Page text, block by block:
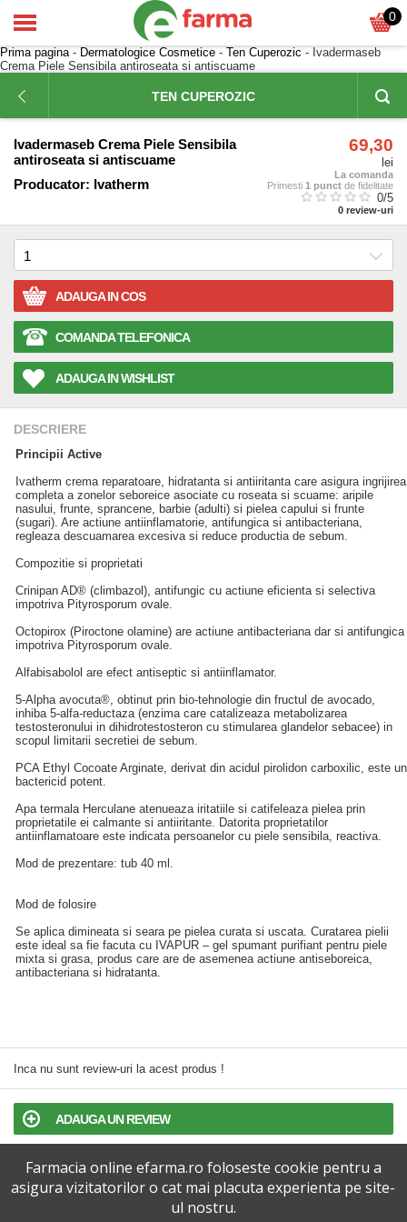
0
Prima pagina- Dermatologice Cosmetice - Ten Cuperozic - Ivadermaseb
Crema Piele Sensibila antiroseata si antiscuame
TEN CUPEROZIC
Ivadermaseb Crema Piele Sensibila
antiroseata si antiscuame
Producator: Ivatherm
69,30
lei
La comanda
Primesti 1 punct de fidelitate
0/5
0 review-uri
ADAUGA IN COS
COMANDA TELEFONICA
ADAUGA IN WISHLIST
DESCRIERE
Principii Active
Ivatherm crema reparatoare, hidratanta si antiiritanta care asigura ingrijirea
completa a zonelor seboreice asociate cu roseata si scuame: aripile
nasului, frunte, sprancene, barbie (adulti) si pielea capului si frunte
(sugari). Are actiune antiinflamatorie, antifungica si antibacteriana,
regleaza descuamarea excesiva si reduce productia de sebum.
Compozitie si proprietati
Crinipan AD® (climbazol), antifungic cu actiune eficienta si selectiva
impotriva Pityrosporum ovale.
Octopirox (Piroctone olamine) are actiune antibacteriana dar si antifungica
impotriva Pityrosporum ovale.
Alfabisabolol are efect antiseptic si antiinflamator.
5-Alpha avocuta®, obtinut prin bio-tehnologie din fructul de avocado,
inhiba 5-alfa-reductaza (enzima care catalizeaza metabolizarea
testosteronului in dihidrotestosteron cu stimularea glandelor sebacee) in
scopul limitarii secretiei de sebum.
PCA Ethyl Cocoate Arginate, derivat din acidul pirolidon carboxilic, este un
bactericid potent.
Apa termala Herculane atenueaza iritatiile si catifeleaza pielea prin
proprietatile ei calmante si antiiritante. Datorita proprietatilor
antiinflamatoare este indicata persoanelor cu piele sensibila, reactiva.
Mod de prezentare: tub 40 ml.
Mod de folosire
Se aplica dimineata si seara pe pielea curata si uscata. Curatarea pielii
este ideal sa fie facuta cu IVAPUR – gel spumant purifiant pentru piele
mixta si grasa, produs care are de asemenea actiune antiseboreica,
antibacteriana si hidratanta.
Inca nu sunt review-uri la acest produs !
ADAUGA UN REVIEW
TERMENI SI CONDITII
POLITICA DE CONFIDENTIALITATE
Farmacia online efarma.ro foloseste cookie pentru a
asigura vizitatorilor o cat mai placuta experienta pe site-
ul nostru.